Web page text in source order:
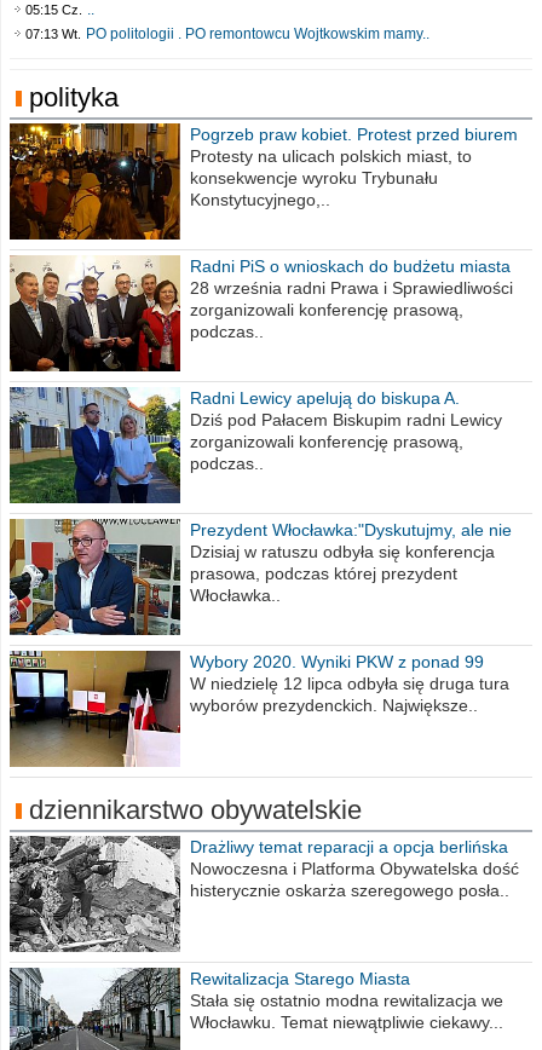
05:15 Cz. ..
07:13 Wt. PO politologii . PO remontowcu Wojtkowskim mamy..
polityka
Pogrzeb praw kobiet. Protest przed biurem
poselskim PiS
Protesty na ulicach polskich miast, to
konsekwencje wyroku Trybunału
Konstytucyjnego,..
Radni PiS o wnioskach do budżetu miasta
na 2021 rok
28 września radni Prawa i Sprawiedliwości
zorganizowali konferencję prasową,
podczas..
Radni Lewicy apelują do biskupa A.
Wiesława Meringa
Dziś pod Pałacem Biskupim radni Lewicy
zorganizowali konferencję prasową,
podczas..
Prezydent Włocławka:"Dyskutujmy, ale nie
obrażajmy się”
Dzisiaj w ratuszu odbyła się konferencja
prasowa, podczas której prezydent
Włocławka..
Wybory 2020. Wyniki PKW z ponad 99
procent obwodów
W niedzielę 12 lipca odbyła się druga tura
wyborów prezydenckich. Największe..
dziennikarstwo obywatelskie
Drażliwy temat reparacji a opcja berlińska
Nowoczesna i Platforma Obywatelska dość
histerycznie oskarża szeregowego posła..
Rewitalizacja Starego Miasta
Stała się ostatnio modna rewitalizacja we
Włocławku. Temat niewątpliwie ciekawy...